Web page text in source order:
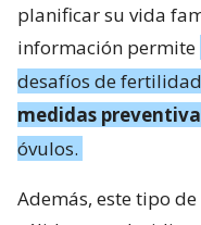
planificar su vida
información permite
desafíos de
medidas
óvulos.
Además, este tipo